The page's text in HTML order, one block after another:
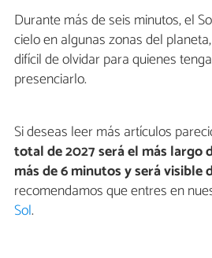
Durante más de seis minutos, el
cielo en algunas zonas del
difícil de olvidar para quienes
presenciarlo.
Si deseas leer más artículos
total de 2027 será el más largo
más de 6 minutos y será visible
recomendamos que entres en
Sol.